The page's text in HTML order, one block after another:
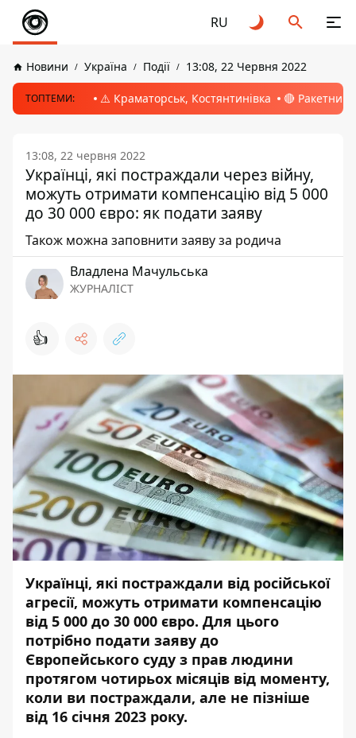
RU
Новини Україна Події 13:08, 22 Червня 2022
ТОПТЕМИ: ⚠️ Краматорськ, Костянтинівка 🔴 Ракетний
13:08, 22 червня 2022
Українці, які постраждали через війну,
можуть отримати компенсацію від 5 000
до 30 000 євро: як подати заяву
Також можна заповнити заяву за родича
Владлена Мачульська
ЖУРНАЛІСТ
👍
Українці, які постраждали від російської
агресії, можуть отримати компенсацію
від 5 000 до 30 000 євро. Для цього
потрібно подати заяву до
Європейського суду з прав людини
протягом чотирьох місяців від моменту,
коли ви постраждали, але не пізніше
від 16 січня 2023 року.